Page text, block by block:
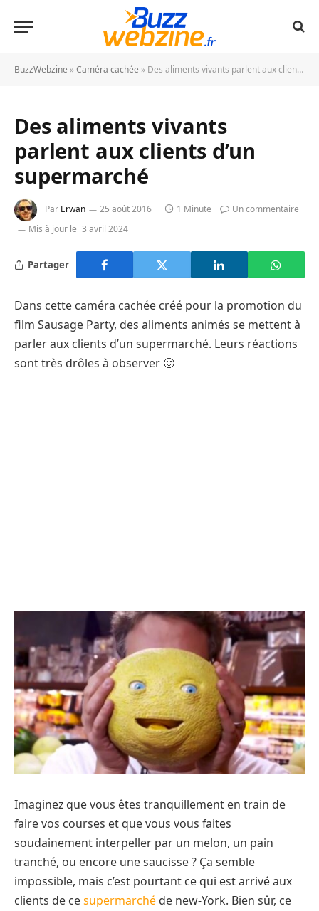
BuzzWebzine »Caméra cachée » Des aliments vivants parlent aux clients d’un supermarché
Des aliments vivants
parlent aux clients d’un
supermarché
Par Erwan 25 août 2016 1 Minute
Un commentaire
Mis à jour le 3 avril 2024
Partager
Dans cette caméra cachée créé pour la promotion du
film Sausage Party, des aliments animés se mettent à
parler aux clients d’un supermarché. Leurs réactions
sont très drôles à observer 🙂
Imaginez que vous êtes tranquillement en train de
faire vos courses et que vous vous faites
soudainement interpeller par un melon, un pain
tranché, ou encore une saucisse ? Ça semble
impossible, mais c’est pourtant ce qui est arrivé aux
clients de cesupermarché de new-York. Bien sûr, ce